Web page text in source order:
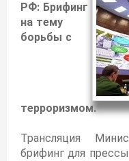
РФ: Брифинг
на тему
борьбы с
терроризмом.
Трансляция
брифинг для